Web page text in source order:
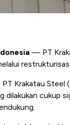
— PT
Krakatau Steel
dilakukan cukup